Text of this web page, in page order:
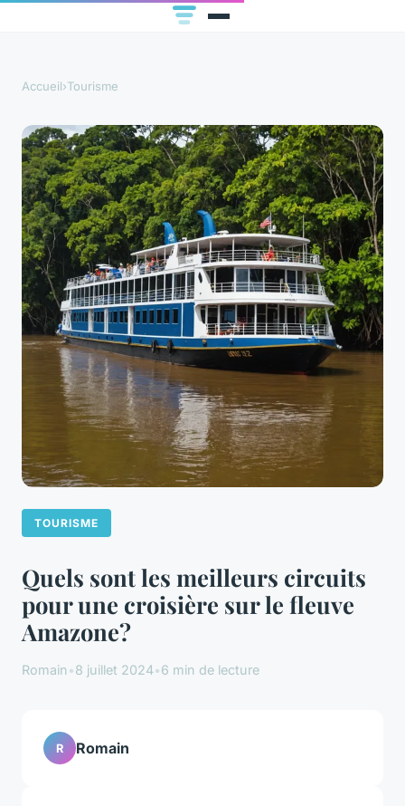
Accueil›Tourisme
TOURISME
Quels sont les meilleurs circuits
pour une croisière sur le fleuve
Amazone?
Romain•8 juillet 2024•6 min de lecture
R Romain